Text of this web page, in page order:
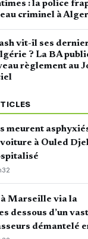
: la police
criminel à Alger
vit-il ses
? La BA
règlement au
meurent
voiture à Ouled
à Marseille via la
dessous d’un
démantelé